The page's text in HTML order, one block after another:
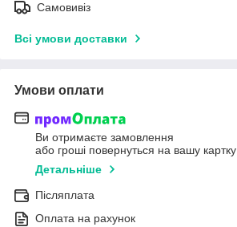
Самовивіз
Всі умови доставки
Умови оплати
Ви отримаєте замовлення
або гроші повернуться на вашу картку
Детальніше
Післяплата
Оплата на рахунок